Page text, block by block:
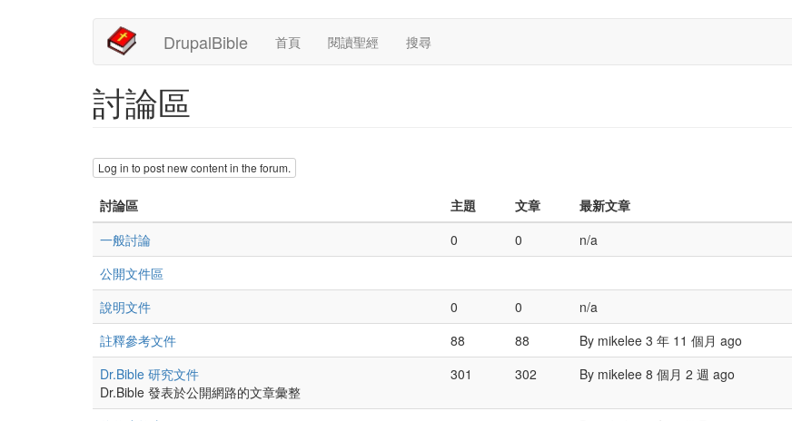
DrupalBible
Main
navigation
首頁 閱讀聖經 搜尋
User
account
menu
討論區
Log in to post new content in the forum.
討論區 主題 文章
最新文章
沒
有
新
文
章
一般討論 0 0
n/a
沒
有
新
文
章
公開文件區
沒
有
新
文
章
說明文件 0 0
n/a
沒
有
新
文
章
註釋參考文件 88 88 By mikelee 3 年 11 個月 ago
沒
有
新
Dr.Bible 研究文件
Dr.Bible 發表於公開網路的文章彙整
301 302 By mikelee 8 個月 2 週 ago